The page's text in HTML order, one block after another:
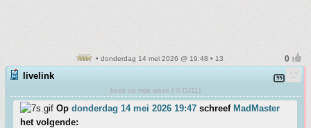
• donderdag 14 mei 2026 @ 19:48 • 13
livelink
keek op mijn week ( © DJ11)
Op donderdag 14 mei 2026 19:47 schreef MadMaster
het volgende: